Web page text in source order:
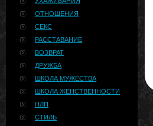
ОТНОШЕНИЯ
СЕКС
РАССТАВАНИЕ
ВОЗВРАТ
ДРУЖБА
ШКОЛА МУЖЕСТВА
ШКОЛА ЖЕНСТВЕННОСТИ
НЛП
СТИЛЬ